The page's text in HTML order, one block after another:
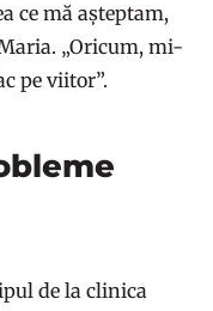
ce mă așteptam,
„Oricum, mi-
pe viitor”.
de la clinica